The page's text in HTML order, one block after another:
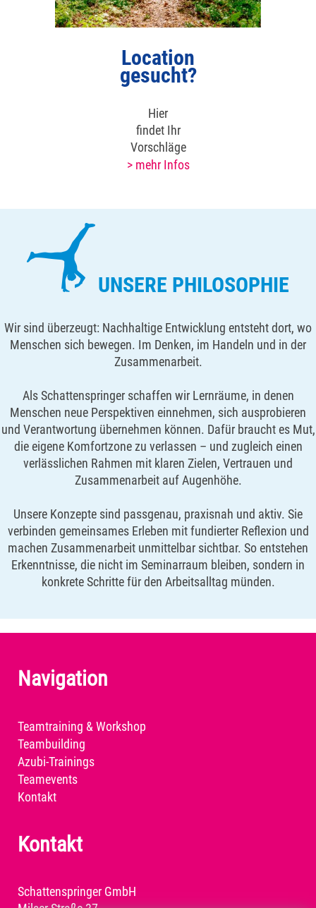
Location
gesucht?
Hier
findet Ihr
Vorschläge
> mehr Infos
UNSERE PHILOSOPHIE
Wir sind überzeugt: Nachhaltige Entwicklung entsteht dort, wo
Menschen sich bewegen. Im Denken, im Handeln und in der
Zusammenarbeit.
Als Schattenspringer schaffen wir Lernräume, in denen
Menschen neue Perspektiven einnehmen, sich ausprobieren
und Verantwortung übernehmen können. Dafür braucht es Mut,
die eigene Komfortzone zu verlassen – und zugleich einen
verlässlichen Rahmen mit klaren Zielen, Vertrauen und
Zusammenarbeit auf Augenhöhe.
Unsere Konzepte sind passgenau, praxisnah und aktiv. Sie
verbinden gemeinsames Erleben mit fundierter Reflexion und
machen Zusammenarbeit unmittelbar sichtbar. So entstehen
Erkenntnisse, die nicht im Seminarraum bleiben, sondern in
konkrete Schritte für den Arbeitsalltag münden.
Navigation
Teamtraining & Workshop
Teambuilding
Azubi-Trainings
Teamevents
Kontakt
Kontakt
Schattenspringer GmbH